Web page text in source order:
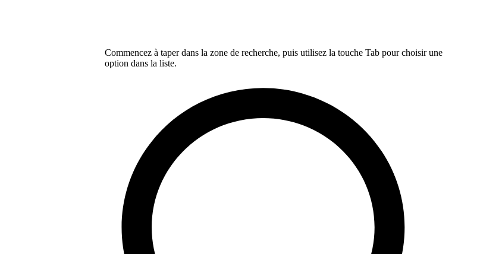
Commencez à taper dans la zone de recherche, puis utilisez la touche Tab pour choisir une
option dans la liste.